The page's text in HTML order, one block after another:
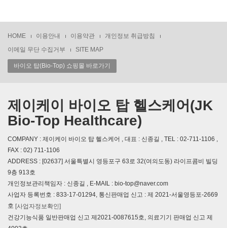
HOME 이용안내 이용약관
개인정보 취급방침
이메일 무단 수집거부
SITE MAP
바이오 탑(Bio-Top) 쇼핑몰 바로가기
제이케이 바이오 탑 헬스케어(JK
Bio-Top Healthcare)
COMPANY : 제이케이 바이오 탑 헬스케어 , 대표 : 신종길 , TEL : 02-711-1106 ,
FAX : 02) 711-1106
ADDRESS : [02637] 서울특별시 영등포구 63로 32(여의도동) 라이프콤비 빌딩
9층 913호
개인정보관리책임자 : 신종길 , E-MAIL : bio-top@naver.com
사업자 등록번호 : 833-17-01294, 통신판매업 신고 : 제 2021-서울영등포-2669
호 [사업자정보확인]
건강기능식품 일반판매업 신고 제2021-0087615호, 의료기기 판매업 신고 제